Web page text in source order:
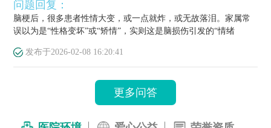
问题回复：
脑梗后，很多患者性情大变，或一点就炸，或无故落泪。家属常
误以为是“性格变坏”或“矫情”，实则这是脑损伤引发的“情绪
发布于2026-02-08 16:20:41
更多问答